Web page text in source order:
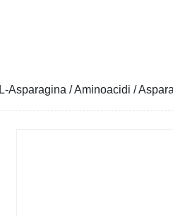
L-Asparagina / Aminoacidi /